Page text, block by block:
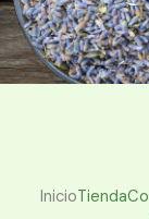
InicioTienda